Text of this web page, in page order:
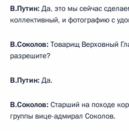
В.Путин: Да, это мы сейчас
коллективный, и фотографию с
В.Соколов: Товарищ Верховный
разрешите?
В.Путин: Да.
В.Соколов: Старший на походе
группы вице-адмирал Соколов.